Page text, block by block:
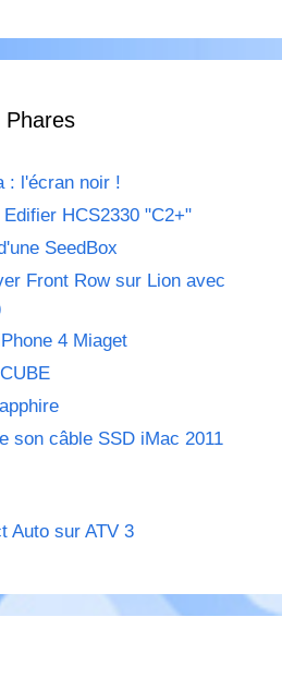
Phares
: l'écran noir !
HCS2330 "C2+"
SeedBox
Front Row sur Lion avec
4 Miaget
son câble SSD iMac 2011
Auto sur ATV 3